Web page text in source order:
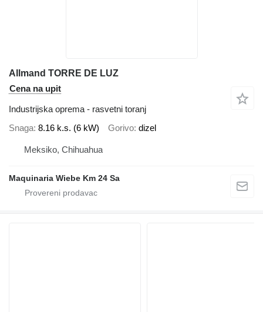
Allmand TORRE DE LUZ
Cena na upit
Industrijska oprema - rasvetni toranj
Snaga 8.16 k.s. (6 kW) Gorivo dizel
Meksiko, Chihuahua
Maquinaria Wiebe Km 24 Sa